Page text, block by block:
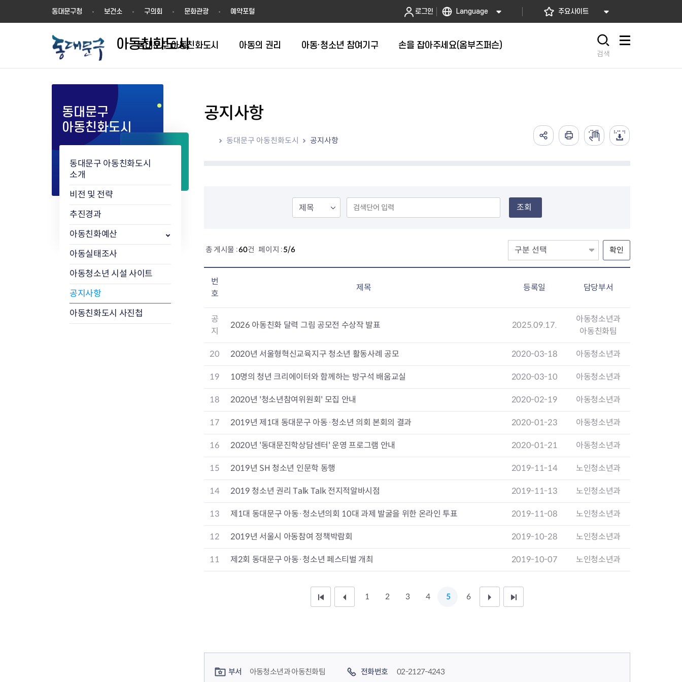
시
동대문구청 보건소 구의회 문화관광 예약포털 로그인 Language 주요사이트
아동친화도시
동대문구 아동친화도시 아동의 권리 아동·청소년 참여기구 손을 잡아주세요(옴부즈퍼슨)
검색
사이트맵
동대문구
아동친화도시
동대문구 아동친화도시
소개
비전 및 전략
추진경과
아동친화예산
아동실태조사
아동청소년 시설 사이트
공지사항
아동친화도시 사진첩
공지사항
동대문구 아동친화도시 공지사항
조회
총 게시물 :60건 페이지 :5/6 확인
번
호
제목 등록일 담당부서
공
지
2026 아동친화 달력 그림 공모전 수상작 발표 2025.09.17.
아동청소년과
아동친화팀
20 2020년 서울형혁신교육지구 청소년 활동사례 공모 2020-03-18 아동청소년과
19 10명의 청년 크리에이터와 함께하는 방구석 배움교실 2020-03-10 아동청소년과
18 2020년 '청소년참여위원회' 모집 안내 2020-02-19 아동청소년과
17 2019년 제1대 동대문구 아동·청소년 의회 본회의 결과 2020-01-23 아동청소년과
16 2020년 '동대문진학상담센터' 운영 프로그램 안내 2020-01-21 아동청소년과
15 2019년 SH 청소년 인문학 동행 2019-11-14 노인청소년과
14 2019 청소년 권리 Talk Talk 전지적알바시점 2019-11-13 노인청소년과
13 제1대 동대문구 아동·청소년의회 10대 과제 발굴을 위한 온라인 투표 2019-11-08 노인청소년과
12 2019년 서울시 아동참여 정책박람회 2019-10-28 노인청소년과
11 제2회 동대문구 아동·청소년 페스티벌 개최 2019-10-07 노인청소년과
처
지 페
1 2 3 4 5 6 끝
부서 아동청소년과 아동친화팀 전화번호 02-2127-4243